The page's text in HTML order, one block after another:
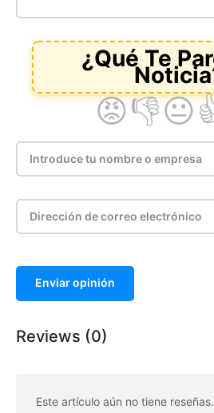
Enviar opinión
Reviews (0)
Este artículo aún no tiene reseñas.